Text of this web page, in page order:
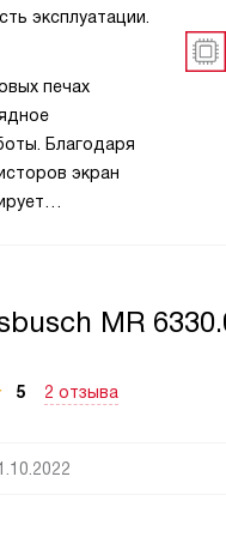
эксплуатации.
печах
Благодаря
экран
В моделях
может
MR
5 2 отзыва